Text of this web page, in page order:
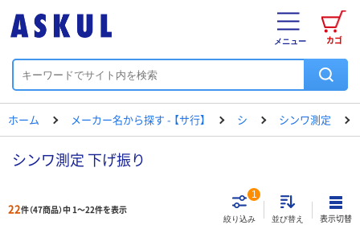
カゴ
メニュー
ホーム メーカー名から探す - 【サ行】 シ シンワ測定
シンワ測定 下げ振り
22件（47商品）中 1～22件を表示
絞り込み
1
並び替え 表示切替